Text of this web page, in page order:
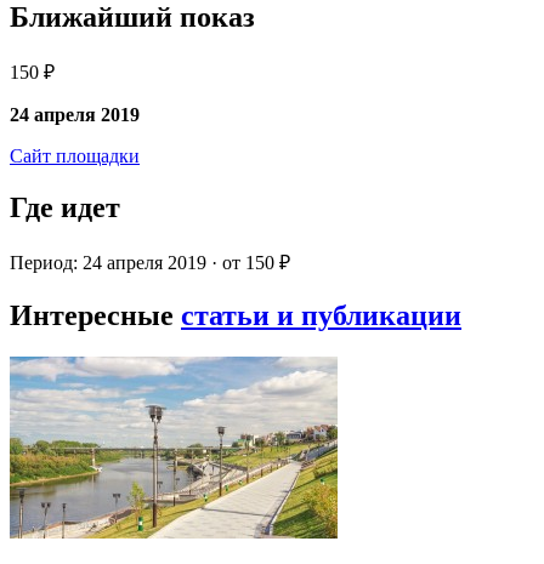
Ближайший показ
150 ₽
24 апреля 2019
Сайт площадки
Где идет
Период: 24 апреля 2019 · от 150 ₽
Интересные статьи и публикации